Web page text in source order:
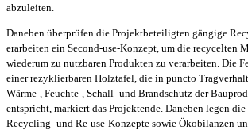
abzuleiten.
Daneben überprüfen die Projektbeteiligten gängige
erarbeiten ein Second-use-Konzept, um die recycelten
wiederum zu nutzbaren Produkten zu verarbeiten. Die
einer rezyklierbaren Holztafel, die in puncto
Wärme-, Feuchte-, Schall- und Brandschutz der
entspricht, markiert das Projektende. Daneben legen die
Recycling- und Re-use-Konzepte sowie Ökobilanzen